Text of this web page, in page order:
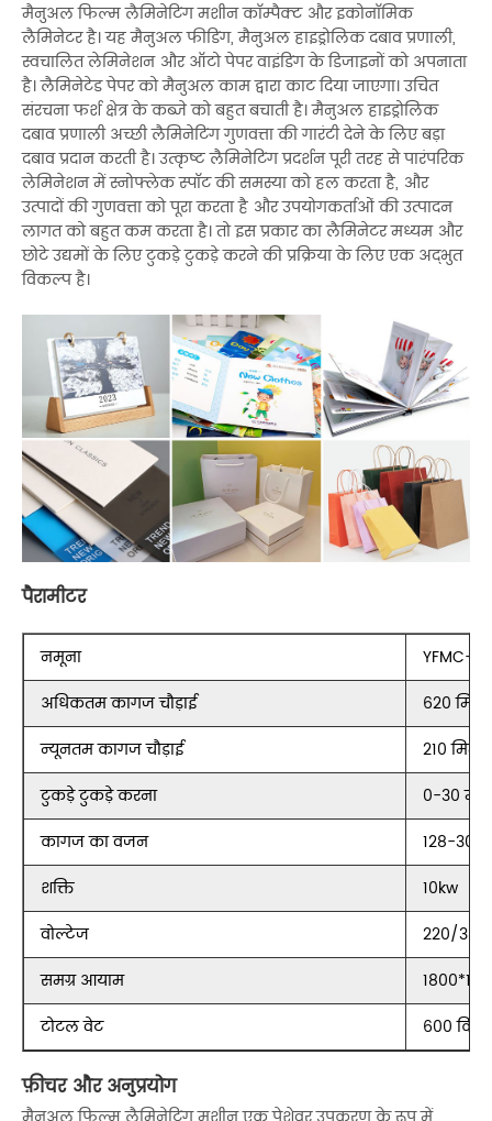
मैनुअल फिल्म लैमिनेटिंग मशीन कॉम्पैक्ट और इकोनॉमिक
लैमिनेटर है। यह मैनुअल फीडिंग, मैनुअल हाइड्रोलिक दबाव प्रणाली,
स्वचालित लेमिनेशन और ऑटो पेपर वाइंडिंग के डिजाइनों को अपनाता
है। लैमिनेटेड पेपर को मैनुअल काम द्वारा काट दिया जाएगा। उचित
संरचना फर्श क्षेत्र के कब्जे को बहुत बचाती है। मैनुअल हाइड्रोलिक
दबाव प्रणाली अच्छी लैमिनेटिंग गुणवत्ता की गारंटी देने के लिए बड़ा
दबाव प्रदान करती है। उत्कृष्ट लैमिनेटिंग प्रदर्शन पूरी तरह से पारंपरिक
लेमिनेशन में स्नोफ्लेक स्पॉट की समस्या को हल करता है, और
उत्पादों की गुणवत्ता को पूरा करता है और उपयोगकर्ताओं की उत्पादन
लागत को बहुत कम करता है। तो इस प्रकार का लैमिनेटर मध्यम और
छोटे उद्यमों के लिए टुकड़े टुकड़े करने की प्रक्रिया के लिए एक अद्भुत
विकल्प है।
पैरामीटर
नमूना
YFMC-
अधिकतम कागज चौड़ाई
620 मिमी
न्यूनतम कागज चौड़ाई
210 मिमी
टुकड़े टुकड़े करना
0-30
कागज का वजन
128-
शक्ति
10kw
वोल्टेज
220/
समग्र आयाम
टोटल वेट
600
फ़ीचर और अनुप्रयोग